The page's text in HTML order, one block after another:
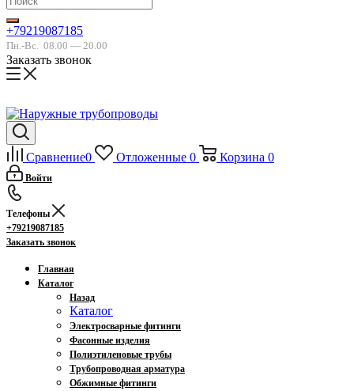
+79219087185
Пн.-Вс. 08.00 — 20.00
Заказать звонок
Сравнение0 Отложенные 0 Корзина 0
Войти
Телефоны
+79219087185
Заказать звонок
Главная
Каталог
Назад
Каталог
Электросварные фитинги
Фасонные изделия
Полиэтиленовые трубы
Трубопроводная арматура
Обжимные фитинги